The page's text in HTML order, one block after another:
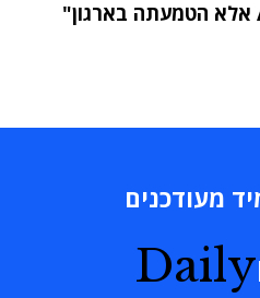
מעודכנים
Daily